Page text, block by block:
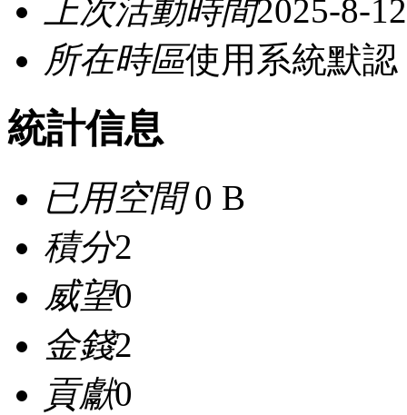
上次活動時間2025-8-
所在時區使用系統默認
統計信息
已用空間0 B
積分2
威望0
金錢2
貢獻0